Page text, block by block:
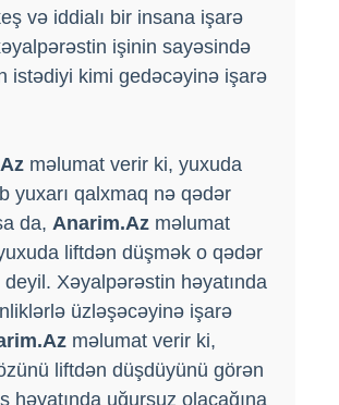
və iddialı bir insana işarə
işinin sayəsində
istədiyi kimi gedəcəyinə işarə
məlumat verir ki, yuxuda
yuxarı qalxmaq nə qədər
da, Anarim.Az məlumat
liftdən düşmək o qədər
deyil. Xəyalpərəstin həyatında
üzləşəcəyinə işarə
məlumat verir ki,
liftdən düşdüyünü görən
həyatında uğursuz olacağına